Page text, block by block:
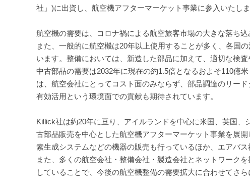
社」)に出資し、航空機アフターマーケット事業に参入いたしま
航空機の需要は、コロナ禍による航空旅客市場の大きな落ち
また、一般的に航空機は20年以上使用することが多く、各国
います。整備においては、新造した部品に加えて、適切な検
中古部品の需要は2032年に現在の約1.5倍となるおよそ110億
は、航空会社にとってコスト面のみならず、部品調達のリー
有効活用という環境面での貢献も期待されています。
Killick社は約20年に亘り、アイルランドを中心に米国、英国
古部品販売を中心とした航空機アフターマーケット事業を展
素生成システムなどの機器の販売も行っているほか、エアバ
また、多くの航空会社・整備会社・製造会社とネットワーク
していることで、今後の航空機整備の需要拡大に合わせてさ